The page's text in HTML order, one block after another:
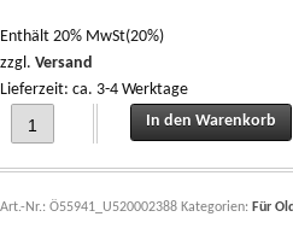
Enthält 20% MwSt(20%)
zzgl. Versand
Lieferzeit: ca. 3-4 Werktage
Druckplatte Kupplung 225mm T188 T190
In den Warenkorb
Art.-Nr.: Ö55941_U520002388 Kategorien: Für